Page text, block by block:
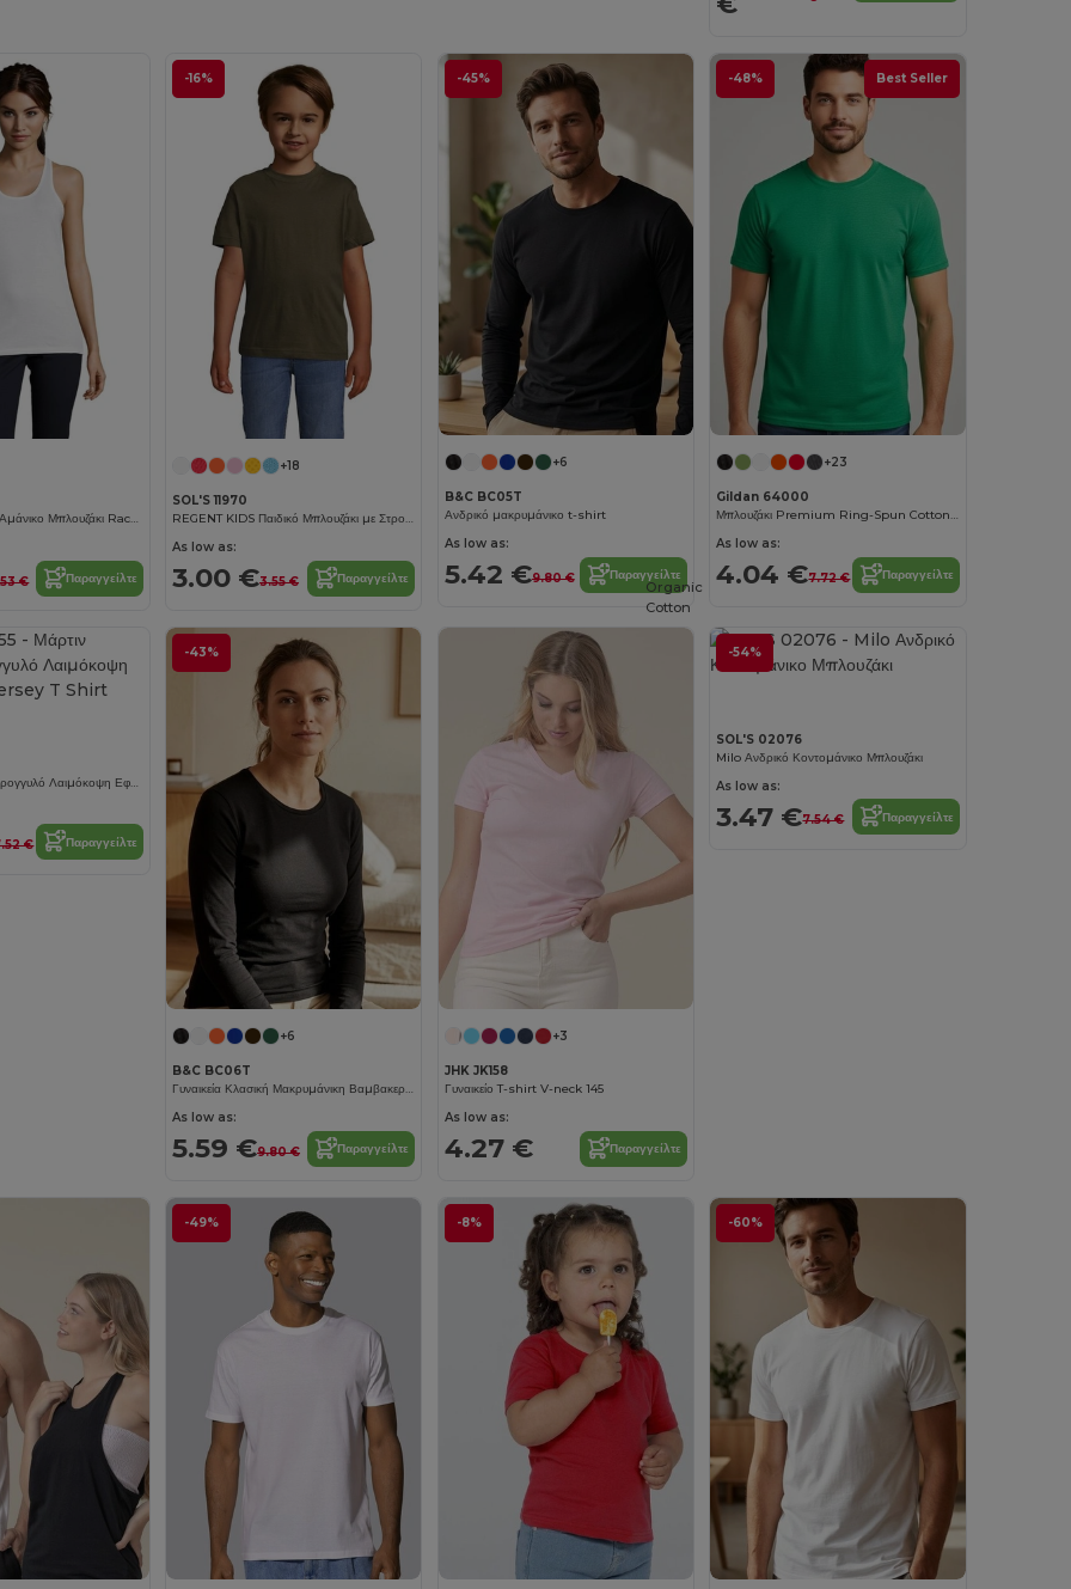
JUSTIN WOMEN Αμάνικο Μπλουζάκι Racerback
€ Παραγγείλτε
-16%
+18
SOL'S 11970
REGENT KIDS Παιδικό Μπλουζάκι με Στρογγυλή Λαιμόκοψη
As low as:
3.00 €3.55 € Παραγγείλτε
-45%
+6
B&C BC05T
Ανδρικό μακρυμάνικο t-shirt
As low as:
5.42 €9.80 € Παραγγείλτε
-48% Best Seller
+23
Gildan 64000
Μπλουζάκι Premium Ring-Spun Cotton Blend
As low as:
4.04 €7.72 € Παραγγείλτε
Μάρτιν Ανδρικό Στρογγυλό Λαιμόκοψη Εφαρμοστό Jersey T Shirt
€ Παραγγείλτε
-43%
+6
B&C BC06T
Γυναικεία Κλασική Μακρυμάνικη Βαμβακερή Μπλούζα
As low as:
5.59 €9.80 € Παραγγείλτε
+3
JHK JK158
Γυναικείο T-shirt V-neck 145
As low as:
4.27 € Παραγγείλτε
-54%
Organic
Cotton
SOL'S 02076
Milo Ανδρικό Κοντομάνικο Μπλουζάκι
As low as:
3.47 €7.54 € Παραγγείλτε
-49% -8% -60%